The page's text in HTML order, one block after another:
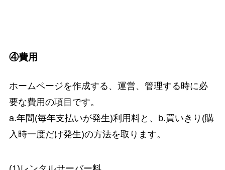
④費用
ホームページを作成する、運営、管理する時に必
要な費用の項目です。
a.年間(毎年支払いが発生)利用料と、b.買いきり(購
入時一度だけ発生)の方法を取ります。